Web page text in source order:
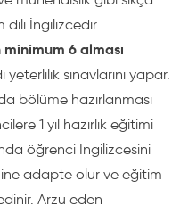
dili İngilizcedir.
minimum 6 alması
sınavlarını yapar.
bölüme hazırlanması
1 yıl hazırlık eğitimi
öğrenci İngilizcesini
adapte olur ve eğitim
Arzu eden